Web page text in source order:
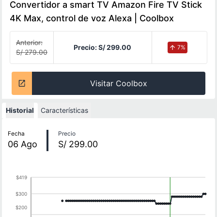
Convertidor a smart TV Amazon Fire TV Stick
4K Max, control de voz Alexa | Coolbox
Anterior:
S/ 279.00
Precio:S/ 299.00 7%
Visitar Coolbox
Historial Características
Fecha
06 Ago
Precio
S/ 299.00
$200
$300
$419